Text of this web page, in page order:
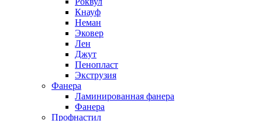
Кнауф
Неман
Эковер
Лен
Джут
Пенопласт
Экструзия
Фанера
Ламинированная фанера
Фанера
Профнастил